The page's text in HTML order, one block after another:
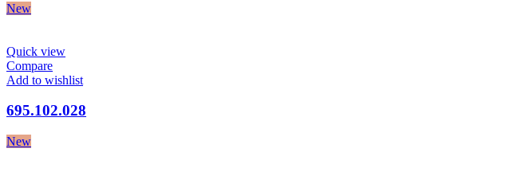
New
Quick view
Compare
Add to wishlist
695.102.028
New